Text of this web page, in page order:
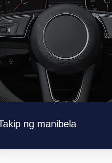
ng manibela